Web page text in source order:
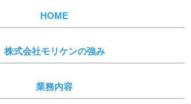
HOME
株式会社モリケンの強み
業務内容